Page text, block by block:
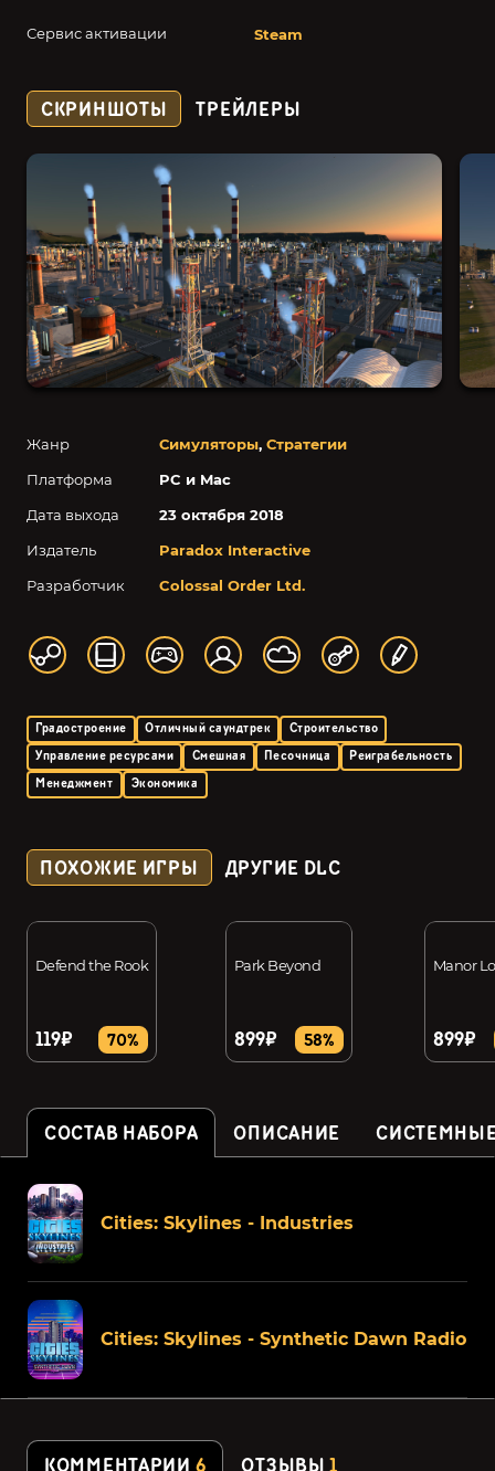
Сервис активации Steam
Жанр Симуляторы, Стратегии
Платформа
PC и Mac
Дата выхода
23 октября 2018
Издатель
Paradox Interactive
Разработчик
Colossal Order Ltd.
Градостроение Отличный саундтрек
Строительство
Управление ресурсами
Смешная Песочница
Реиграбельность
Менеджмент
Экономика
СКРИНШОТЫ ТРЕЙЛЕРЫ
ПОХОЖИЕ ИГРЫ ДРУГИЕ DLC
Defend the Rook
119₽ 70%
Park Beyond
899₽ 58%
Manor
899₽
СОСТАВ НАБОРА ОПИСАНИЕ
Cities: Skylines - Industries
Cities: Skylines - Synthetic Dawn Radio
КОММЕНТАРИИ 6 ОТЗЫВЫ1